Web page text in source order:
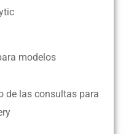
modelos
de las consultas para